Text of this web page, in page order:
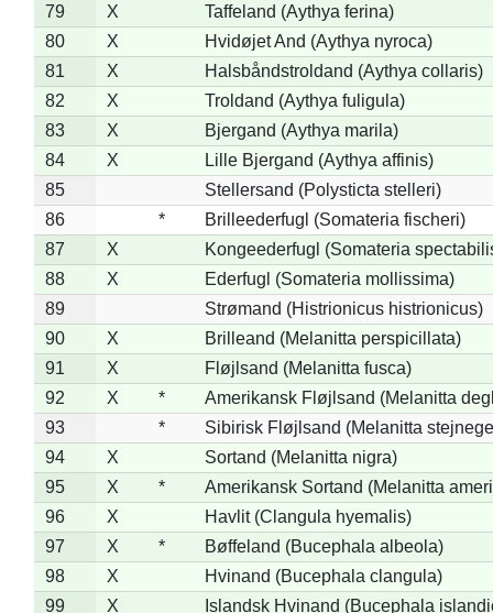
79
X
Taffeland (Aythya ferina)
80
X
Hvidøjet And (Aythya nyroca)
81
X
Halsbåndstroldand (Aythya collaris)
82
X
Troldand (Aythya fuligula)
83
X
Bjergand (Aythya marila)
84
X
Lille Bjergand (Aythya affinis)
85
Stellersand (Polysticta stelleri)
86
*
Brilleederfugl (Somateria fischeri)
87
X
Kongeederfugl (Somateria
88
X
Ederfugl (Somateria mollissima)
89
Strømand (Histrionicus histrionicus)
90
X
Brilleand (Melanitta perspicillata)
91
X
Fløjlsand (Melanitta fusca)
92
X *
Amerikansk Fløjlsand (Melanitta
93
*
Sibirisk Fløjlsand (Melanitta
94
X
Sortand (Melanitta nigra)
95
X *
Amerikansk Sortand (Melanitta
96
X
Havlit (Clangula hyemalis)
97
X *
Bøffeland (Bucephala albeola)
98
X
Hvinand (Bucephala clangula)
99
X Islandsk Hvinand (Bucephala